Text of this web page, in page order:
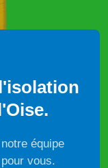
équipe
vous.